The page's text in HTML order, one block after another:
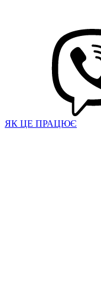
ЯК ЦЕ ПРАЦЮЄ